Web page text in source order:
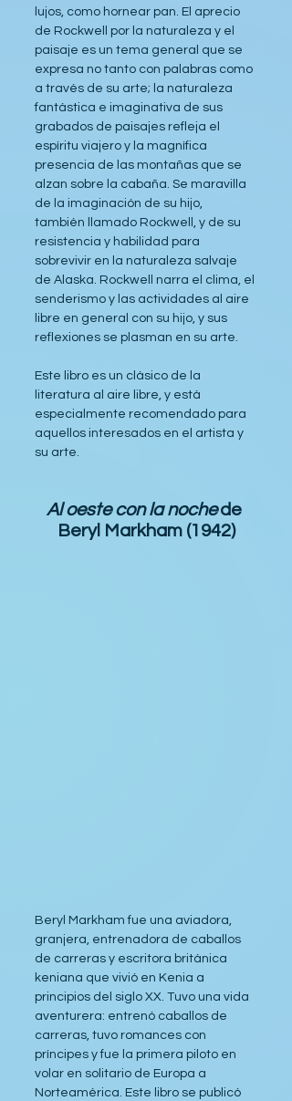
lujos, como hornear pan. El aprecio
de Rockwell por la naturaleza y el
paisaje es un tema general que se
expresa no tanto con palabras como
a través de su arte; la naturaleza
fantástica e imaginativa de sus
grabados de paisajes refleja el
espíritu viajero y la magnífica
presencia de las montañas que se
alzan sobre la cabaña. Se maravilla
de la imaginación de su hijo,
también llamado Rockwell, y de su
resistencia y habilidad para
sobrevivir en la naturaleza salvaje
de Alaska. Rockwell narra el clima, el
senderismo y las actividades al aire
libre en general con su hijo, y sus
reflexiones se plasman en su arte.
Este libro es un clásico de la
literatura al aire libre, y está
especialmente recomendado para
aquellos interesados en el artista y
su arte.
Al oeste con la noche de
Beryl Markham (1942)
Beryl Markham fue una aviadora,
granjera, entrenadora de caballos
de carreras y escritora británica
keniana que vivió en Kenia a
principios del siglo XX. Tuvo una vida
aventurera: entrenó caballos de
carreras, tuvo romances con
príncipes y fue la primera piloto en
volar en solitario de Europa a
Norteamérica. Este libro se publicó